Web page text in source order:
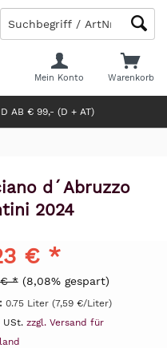
AB € 99,- (D + AT)
Warenkorb
Mein Konto
d´Abruzzo
2024
€ *
* (8,08% gespart)
0.75 Liter (7,59 €/Liter)
zzgl. Versand für